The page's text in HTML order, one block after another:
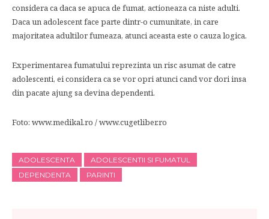
considera ca daca se apuca de fumat, actioneaza ca niste adulti.
Daca un adolescent face parte dintr-o cumunitate, in care
majoritatea adultilor fumeaza, atunci aceasta este o cauza logica.
Experimentarea fumatului reprezinta un risc asumat de catre
adolescenti, ei considera ca se vor opri atunci cand vor dori insa
din pacate ajung sa devina dependenti.
Foto: www.medikal.ro / www.cugetliber.ro
ADOLESCENTA
ADOLESCENTII SI FUMATUL
DEPENDENTA
PARINTI